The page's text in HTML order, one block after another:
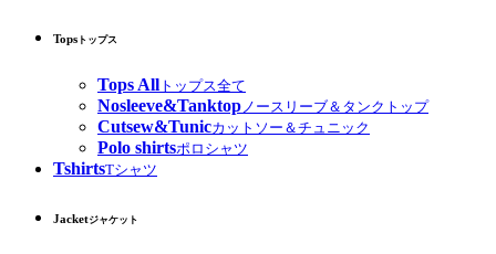
Tops トップス
Tops All トップス全て
Nosleeve&Tanktopノースリーブ＆タンクトップ
Cutsew&Tunicカットソー＆チュニック
Polo shirtsポロシャツ
TshirtsTシャツ
Jacketジャケット